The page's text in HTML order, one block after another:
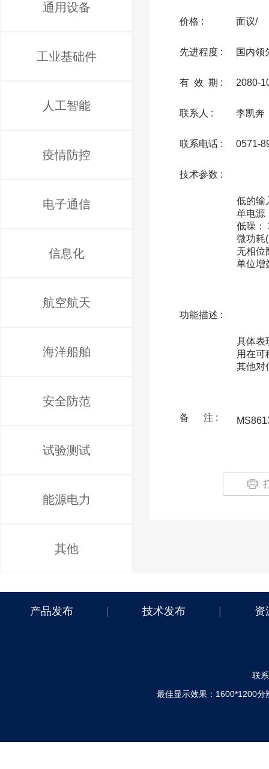
通用设备
工业基础件
人工智能
疫情防控
电子通信
信息化
航空航天
海洋船舶
安全防范
试验测试
能源电力
其他
价格 : 面议/
先进程度 : 国内领
有 效 期 : 2080-
联系人 : 李凯奔
联系电话 : 0571-
技术参数 :
低的输
单电源
低噪：
微功耗
无相位
单位增
功能描述 :
具体表
用在可
其他对
备 注 :
产品发布 技术发布 资
联
最佳显示效果：1600*1200